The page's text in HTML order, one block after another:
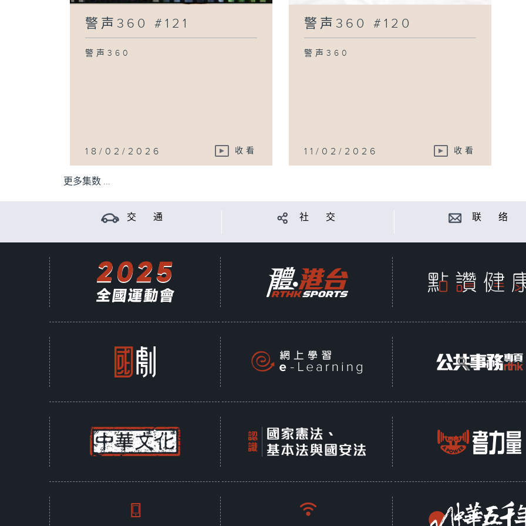
警声360 #121
警声360
18/02/2026 收看
警声360 #120
警声360
11/02/2026 收看
更多集数 ...
交 通 社 交 联 络